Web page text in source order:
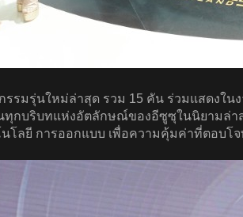
มรุ่นใหม่ล่าสุด รวม 15 คัน ร่วมแสดงใน
ทุกบริบทแห่งอัตลักษณ์ของอีซูซุในนิยามล่
ยี การออกแบบ เพื่อความคุ้มค่าที่ตอบโจ